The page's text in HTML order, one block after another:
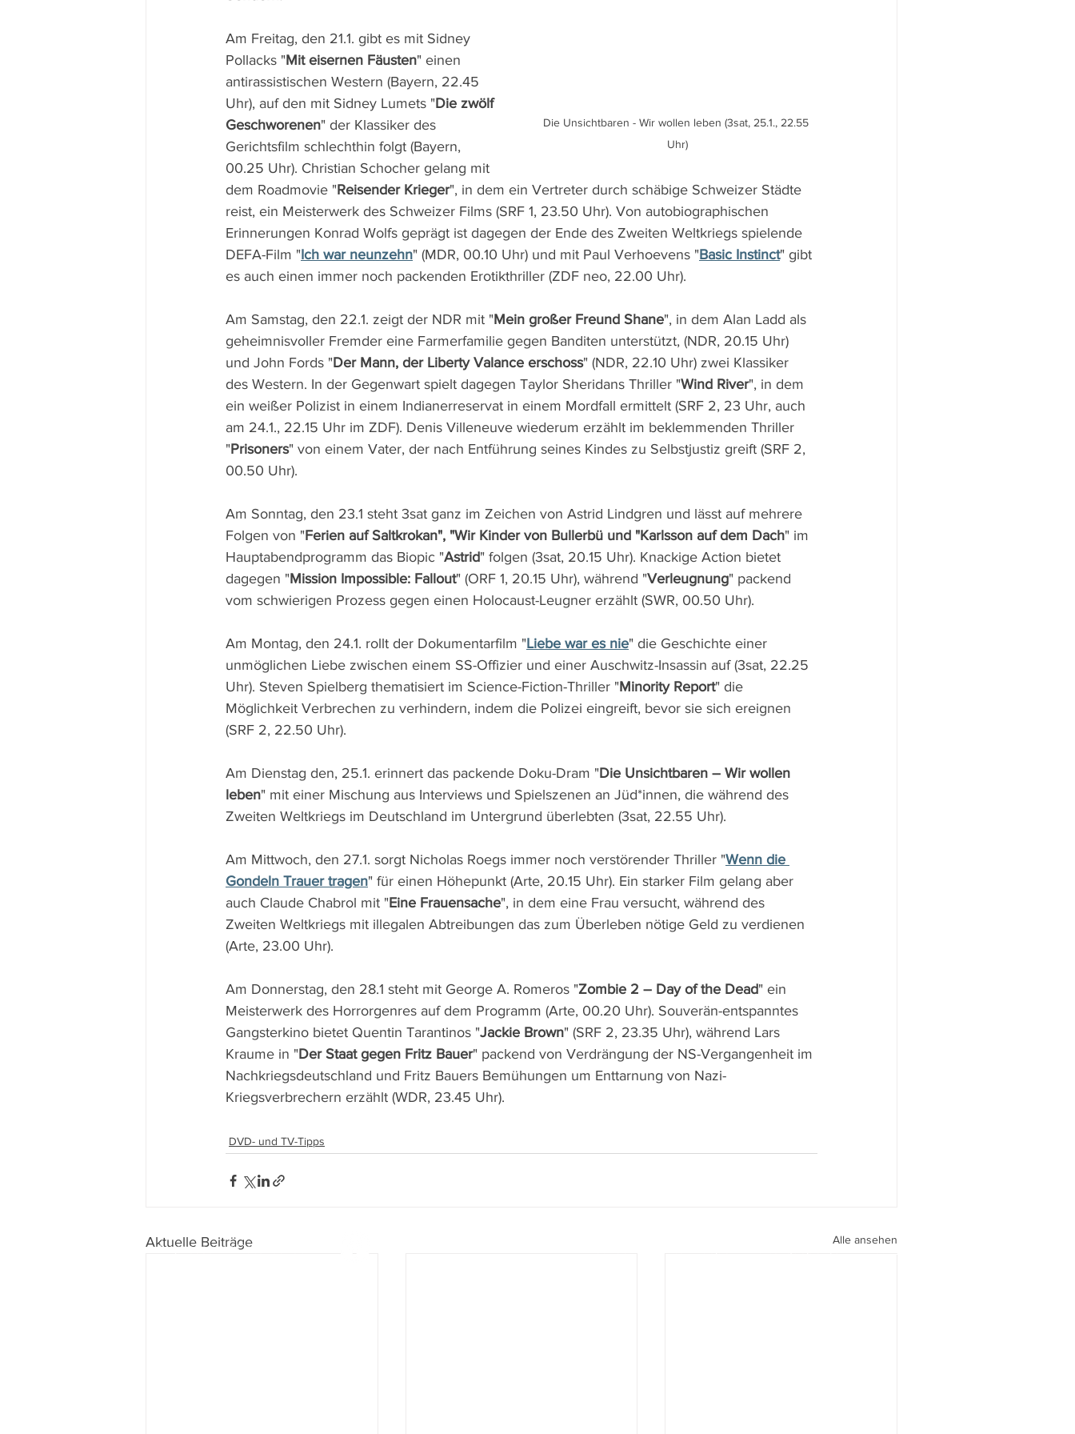
Die Unsichtbaren - Wir wollen leben (3sat, 25.1., 22.55
Uhr)
Am Freitag, den 21.1. gibt es mit Sidney
Pollacks "Mit eisernen Fäusten" einen
antirassistischen Western (Bayern, 22.45
Uhr), auf den mit Sidney Lumets "Die zwölf
Geschworenen" der Klassiker des
Gerichtsfilm schlechthin folgt (Bayern,
00.25 Uhr). Christian Schocher gelang mit
dem Roadmovie "Reisender Krieger", in dem ein Vertreter durch schäbige Schweizer Städte
reist, ein Meisterwerk des Schweizer Films (SRF 1, 23.50 Uhr). Von autobiographischen
Erinnerungen Konrad Wolfs geprägt ist dagegen der Ende des Zweiten Weltkriegs spielende
DEFA-Film "Ich war neunzehn" (MDR, 00.10 Uhr) und mit Paul Verhoevens "Basic Instinct" gibt
es auch einen immer noch packenden Erotikthriller (ZDF neo, 22.00 Uhr).
Am Samstag, den 22.1. zeigt der NDR mit "Mein großer Freund Shane", in dem Alan Ladd als
geheimnisvoller Fremder eine Farmerfamilie gegen Banditen unterstützt, (NDR, 20.15 Uhr)
und John Fords "Der Mann, der Liberty Valance erschoss" (NDR, 22.10 Uhr) zwei Klassiker
des Western. In der Gegenwart spielt dagegen Taylor Sheridans Thriller "Wind River", in dem
ein weißer Polizist in einem Indianerreservat in einem Mordfall ermittelt (SRF 2, 23 Uhr, auch
am 24.1., 22.15 Uhr im ZDF). Denis Villeneuve wiederum erzählt im beklemmenden Thriller
"Prisoners" von einem Vater, der nach Entführung seines Kindes zu Selbstjustiz greift (SRF 2,
00.50 Uhr).
Am Sonntag, den 23.1 steht 3sat ganz im Zeichen von Astrid Lindgren und lässt auf mehrere
Folgen von "Ferien auf Saltkrokan", "Wir Kinder von Bullerbü und "Karlsson auf dem Dach" im
Hauptabendprogramm das Biopic "Astrid" folgen (3sat, 20.15 Uhr). Knackige Action bietet
dagegen "Mission Impossible: Fallout" (ORF 1, 20.15 Uhr), während "Verleugnung" packend
vom schwierigen Prozess gegen einen Holocaust-Leugner erzählt (SWR, 00.50 Uhr).
Am Montag, den 24.1. rollt der Dokumentarfilm "Liebe war es nie" die Geschichte einer
unmöglichen Liebe zwischen einem SS-Offizier und einer Auschwitz-Insassin auf (3sat, 22.25
Uhr). Steven Spielberg thematisiert im Science-Fiction-Thriller "Minority Report" die
Möglichkeit Verbrechen zu verhindern, indem die Polizei eingreift, bevor sie sich ereignen
(SRF 2, 22.50 Uhr).
Am Dienstag den, 25.1. erinnert das packende Doku-Dram "Die Unsichtbaren – Wir wollen
leben" mit einer Mischung aus Interviews und Spielszenen an Jüd*innen, die während des
Zweiten Weltkriegs im Deutschland im Untergrund überlebten (3sat, 22.55 Uhr).
Am Mittwoch, den 27.1. sorgt Nicholas Roegs immer noch verstörender Thriller "Wenn die
Gondeln Trauer tragen" für einen Höhepunkt (Arte, 20.15 Uhr). Ein starker Film gelang aber
auch Claude Chabrol mit "Eine Frauensache", in dem eine Frau versucht, während des
Zweiten Weltkriegs mit illegalen Abtreibungen das zum Überleben nötige Geld zu verdienen
(Arte, 23.00 Uhr).
Am Donnerstag, den 28.1 steht mit George A. Romeros "Zombie 2 – Day of the Dead" ein
Meisterwerk des Horrorgenres auf dem Programm (Arte, 00.20 Uhr). Souverän-entspanntes
Gangsterkino bietet Quentin Tarantinos "Jackie Brown" (SRF 2, 23.35 Uhr), während Lars
Kraume in "Der Staat gegen Fritz Bauer" packend von Verdrängung der NS-Vergangenheit im
Nachkriegsdeutschland und Fritz Bauers Bemühungen um Enttarnung von Nazi-
Kriegsverbrechern erzählt (WDR, 23.45 Uhr).
DVD- und TV-Tipps
Aktuelle Beiträge Alle ansehen
Impressum IDatenschutz walter.gasperi@film-netz.com